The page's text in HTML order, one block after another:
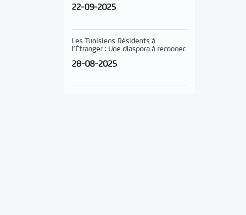
22-09-2025
Les Tunisiens Résidents à
l’Étranger : Une diaspora à reconnec
28-08-2025